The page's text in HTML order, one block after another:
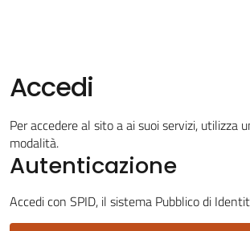
Servizi
Vivere
Dozza
Accedi
Per accedere al sito a ai suoi servizi, utilizza
modalità.
Autenticazione
Accedi con SPID, il sistema Pubblico di